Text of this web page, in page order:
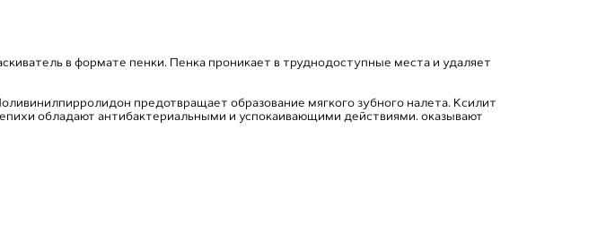
в формате пенки. Пенка проникает в труднодоступные места и удаляет
предотвращает образование мягкого зубного налета. Ксилит
обладают антибактериальными и успокаивающими действиями. оказывают